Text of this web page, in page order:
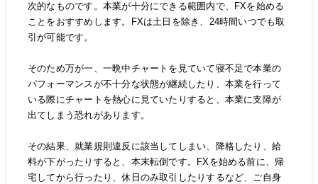
次的なものです。本業が十分にできる範囲内で、FXを始める
ことをおすすめします。FXは土日を除き、24時間いつでも取
引が可能です。
そのため万が一、一晩中チャートを見ていて寝不足で本業の
パフォーマンスが不十分な状態が継続したり、本業を行って
いる際にチャートを熱心に見ていたりすると、本業に支障が
出てしまう恐れがあります。
その結果、就業規則違反に該当してしまい、降格したり、給
料が下がったりすると、本末転倒です。FXを始める前に、帰
宅してから行ったり、休日のみ取引したりするなど、ご自身